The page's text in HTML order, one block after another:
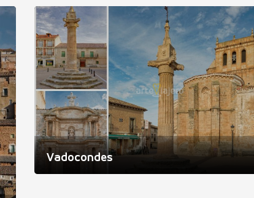
Vadocondes